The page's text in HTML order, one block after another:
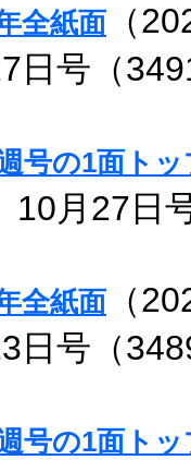
全紙面
（
日号（
号の1面トッ
10月27日
全紙面
（
日号（
号の1面トッ